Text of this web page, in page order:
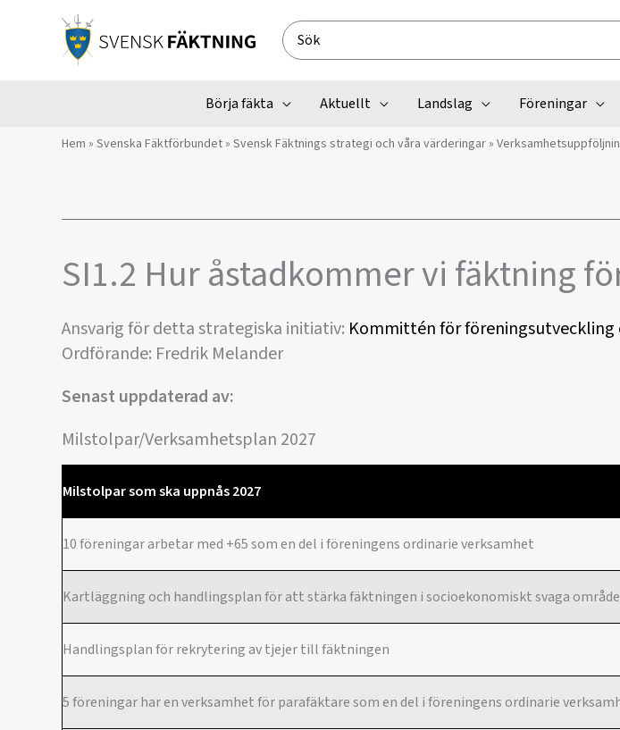
Search
for:
Börja fäkta Aktuellt Landslag Föreningar
Hem » Svenska Fäktförbundet» Svensk Fäktnings strategi och våra värderingar»
SI1.2 Hur åstadkommer vi fäktning
Ansvarig för detta strategiska initiativ: Kommittén för
Ordförande: Fredrik Melander
Senast uppdaterad av:
Milstolpar/Verksamhetsplan 2027
Milstolpar som ska uppnås 2027
10 föreningar arbetar med +65 som en del i föreningens ordinarie verksamhet
Kartläggning och handlingsplan för att stärka fäktningen i socioekonomiskt svaga
Handlingsplan för rekrytering av tjejer till fäktningen
5 föreningar har en verksamhet för parafäktare som en del i föreningens ordinarie